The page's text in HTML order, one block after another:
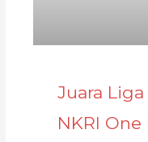
Juara
NKRI